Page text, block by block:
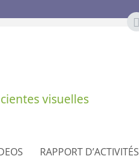
visuelles
RAPPORT D’ACTIVITÉS